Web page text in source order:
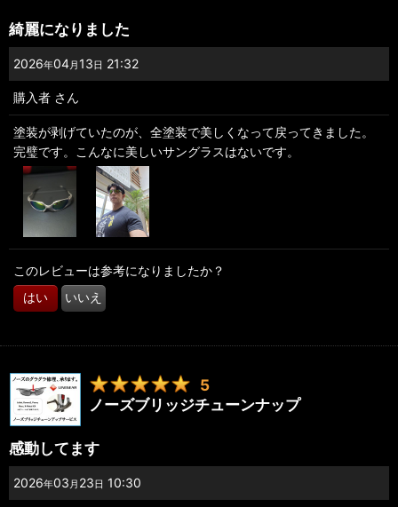
綺麗になりました
2026年04月 13日 21:32
購入者 さん
塗装が剥げていたのが、全塗装で美しくなって戻ってきました。
完璧です。こんなに美しいサングラスはないです。
このレビューは参考になりましたか？
はい いいえ
5
ノーズブリッジチューンナップ
感動してます
2026年03 月 23日 10:30